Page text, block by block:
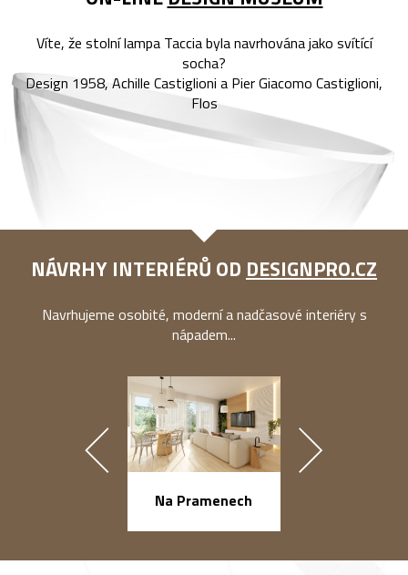
Víte, že stolní lampa Taccia byla navrhována jako svítící
socha?
Design 1958, Achille Castiglioni a Pier Giacomo Castiglioni,
Flos
NÁVRHY INTERIÉRŮ OD DESIGNPRO.CZ
Navrhujeme osobité, moderní a nadčasové interiéry s
nápadem...
Na Pramenech